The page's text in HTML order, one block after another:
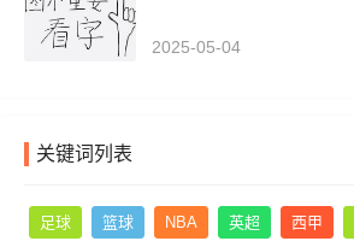
2025-05-04
关键词列表
足球 篮球 NBA 英超 西甲